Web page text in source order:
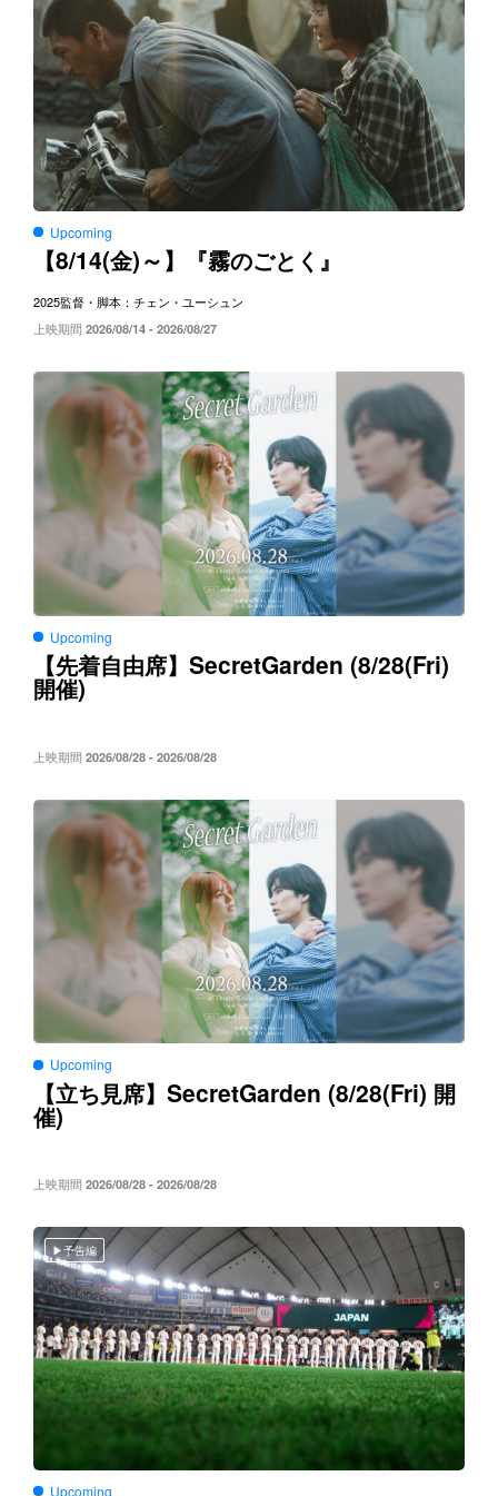
Upcoming
【8/14(金)～】『霧のごとく』
2025監督・脚本：チェン・ユーシュン
上映期間 2026/08/14 - 2026/08/27
Upcoming
【先着自由席】 SecretGarden (8/28(Fri)
開催)
上映期間 2026/08/28 - 2026/08/28
Upcoming
【立ち見席】 SecretGarden (8/28(Fri) 開
催)
上映期間 2026/08/28 - 2026/08/28
予告編
Upcoming